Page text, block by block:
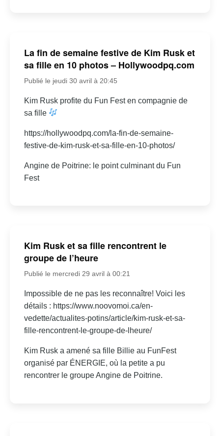
La fin de semaine festive de Kim Rusk et
sa fille en 10 photos – Hollywoodpq.com
Publié le jeudi 30 avril à 20:45
Kim Rusk profite du Fun Fest en compagnie de
sa fille
https://hollywoodpq.com/la-fin-de-semaine-
festive-de-kim-rusk-et-sa-fille-en-10-photos/
Angine de Poitrine: le point culminant du Fun
Fest
Kim Rusk et sa fille rencontrent le
groupe de l’heure
Publié le mercredi 29 avril à 00:21
Impossible de ne pas les reconnaître! Voici les
détails : https://www.noovomoi.ca/en-
vedette/actualites-potins/article/kim-rusk-et-sa-
fille-rencontrent-le-groupe-de-lheure/
Kim Rusk a amené sa fille Billie au FunFest
organisé par ÉNERGIE, où la petite a pu
rencontrer le groupe Angine de Poitrine.